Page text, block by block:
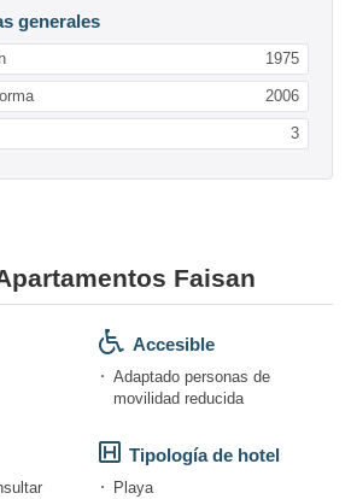
generales
1975
2006
3
Faisan
Accesible
Adaptado personas de
movilidad reducida
Tipología de hotel
Playa